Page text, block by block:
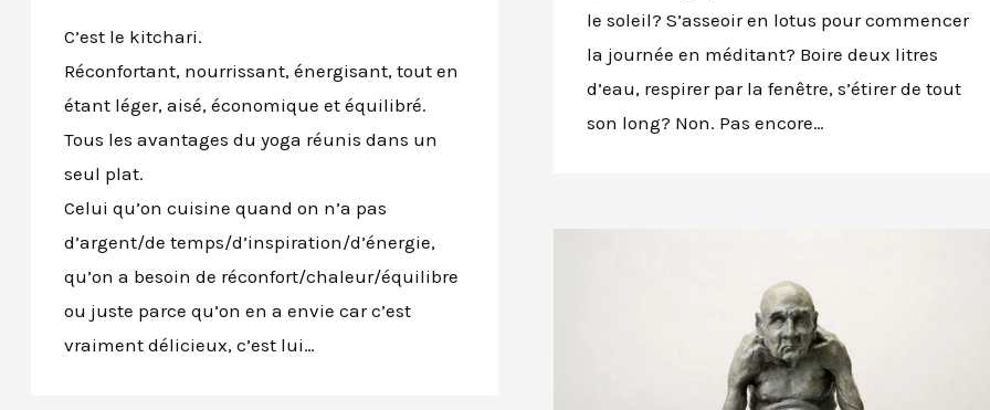
le soleil? S’asseoir en lotus pour commencer
la journée en méditant? Boire deux litres
d’eau, respirer par la fenêtre, s’étirer de tout
son long? Non. Pas encore…
C’est le kitchari.
Réconfortant, nourrissant, énergisant, tout en
étant léger, aisé, économique et équilibré.
Tous les avantages du yoga réunis dans un
seul plat.
Celui qu’on cuisine quand on n’a pas
d’argent/de temps/d’inspiration/d’énergie,
qu’on a besoin de réconfort/chaleur/équilibre
ou juste parce qu’on en a envie car c’est
vraiment délicieux, c’est lui…